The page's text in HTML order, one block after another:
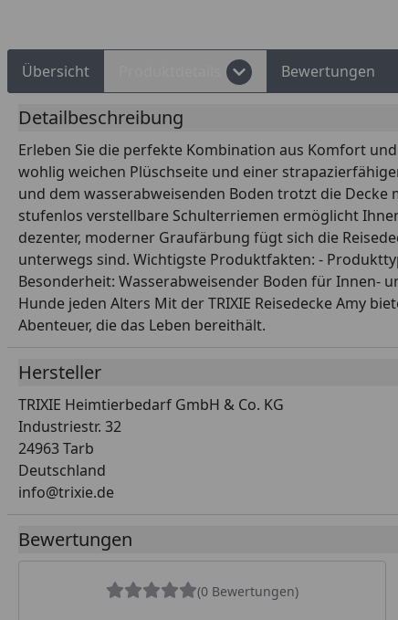
Übersicht Bewertungen
Detailbeschreibung
Erleben Sie die perfekte Kombination aus Komfort
wohlig weichen Plüschseite und einer
und dem wasserabweisenden Boden trotzt die
stufenlos verstellbare Schulterriemen ermöglicht
dezenter, moderner Graufärbung fügt sich die
unterwegs sind. Wichtigste Produktfakten: -
Besonderheit: Wasserabweisender Boden für Innen-
Hunde jeden Alters Mit der TRIXIE Reisedecke Amy
Abenteuer, die das Leben bereithält.
Hersteller
TRIXIE Heimtierbedarf GmbH & Co. KG
Industriestr. 32
24963 Tarb
Deutschland
info@trixie.de
Bewertungen
(0 Bewertungen)